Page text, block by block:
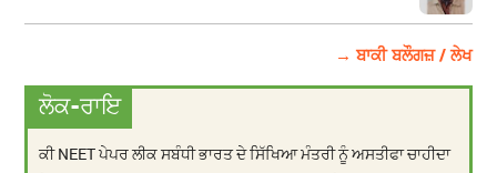
→ ਬਾਕੀ ਬਲੌਗਜ਼ / ਲੇਖ
ਲੋਕ-ਰਾਇ
ਕੀ NEET ਪੇਪਰ ਲੀਕ ਸਬੰਧੀ ਭਾਰਤ ਦੇ ਸਿੱਖਿਆ ਮੰਤਰੀ ਨੂੰ ਅਸਤੀਫਾ ਚਾਹੀਦਾ